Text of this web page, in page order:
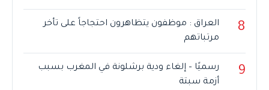
8
العراق : موظفون يتظاهرون احتجاجاً على تأخر
مرتباتهم
9
رسميًا – إلغاء ودية برشلونة في المغرب بسبب
أزمة سبتة